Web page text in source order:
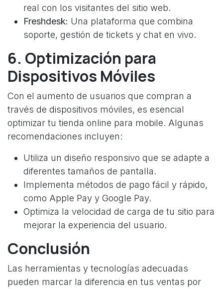
real con los visitantes del sitio web.
Freshdesk: Una plataforma que combina
soporte, gestión de tickets y chat en vivo.
6. Optimización para
Dispositivos Móviles
Con el aumento de usuarios que compran a
través de dispositivos móviles, es esencial
optimizar tu tienda online para mobile. Algunas
recomendaciones incluyen:
Utiliza un diseño responsivo que se adapte a
diferentes tamaños de pantalla.
Implementa métodos de pago fácil y rápido,
como Apple Pay y Google Pay.
Optimiza la velocidad de carga de tu sitio para
mejorar la experiencia del usuario.
Conclusión
Las herramientas y tecnologías adecuadas
pueden marcar la diferencia en tus ventas por